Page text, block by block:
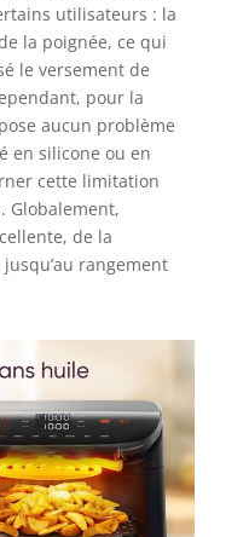
utilisateurs : la
la poignée, ce qui
le versement de
pour la
aucun problème
en silicone ou en
cette limitation
Globalement,
de la
rangement